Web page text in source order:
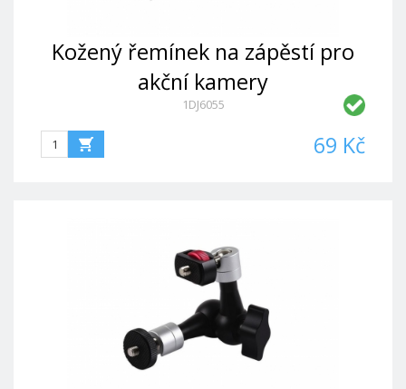
Kožený řemínek na zápěstí pro
akční kamery
1DJ6055
69 Kč